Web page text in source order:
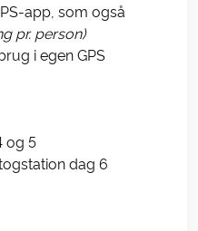
app, som også
pr. person)
i egen GPS
og 5
dag 6